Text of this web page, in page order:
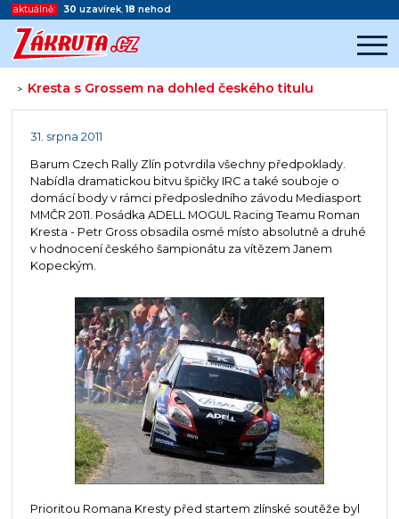
aktuálně: 30 uzavírek,18 nehod
> Kresta s Grossem na dohled českého titulu
Začátek reklamy
31. srpna 2011
Barum Czech Rally Zlín potvrdila všechny předpoklady.
Nabídla dramatickou bitvu špičky IRC a také souboje o
domácí body v rámci předposledního závodu Mediasport
MMČR 2011. Posádka ADELL MOGUL Racing Teamu Roman
Kresta - Petr Gross obsadila osmé místo absolutně a druhé
v hodnocení českého šampionátu za vítězem Janem
Kopeckým.
Prioritou Romana Kresty před startem zlínské soutěže byl